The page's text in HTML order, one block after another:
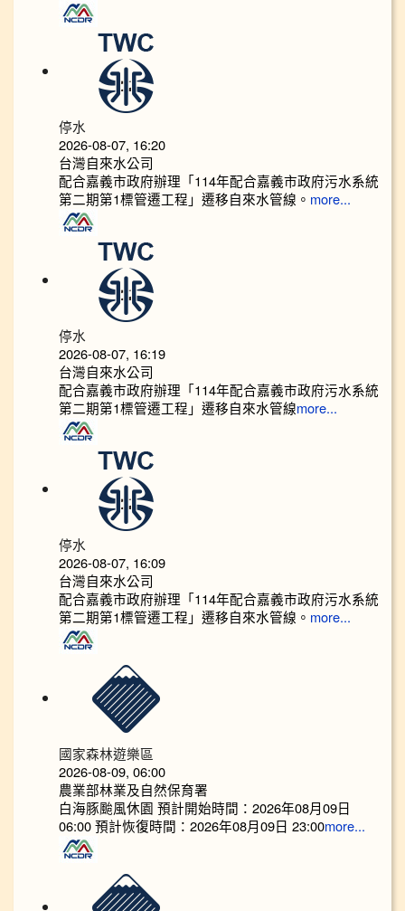
停水
2026-08-07, 16:20
台灣自來水公司
配合嘉義市政府辦理「114年配合嘉義市政府污水系統
第二期第1標管遷工程」遷移自來水管線。 more...
停水
2026-08-07, 16:19
台灣自來水公司
配合嘉義市政府辦理「114年配合嘉義市政府污水系統
第二期第1標管遷工程」遷移自來水管線more...
停水
2026-08-07, 16:09
台灣自來水公司
配合嘉義市政府辦理「114年配合嘉義市政府污水系統
第二期第1標管遷工程」遷移自來水管線。 more...
國家森林遊樂區
2026-08-09, 06:00
農業部林業及自然保育署
白海豚颱風休園 預計開始時間：2026年08月09日
06:00 預計恢復時間：2026年08月09日 23:00more...